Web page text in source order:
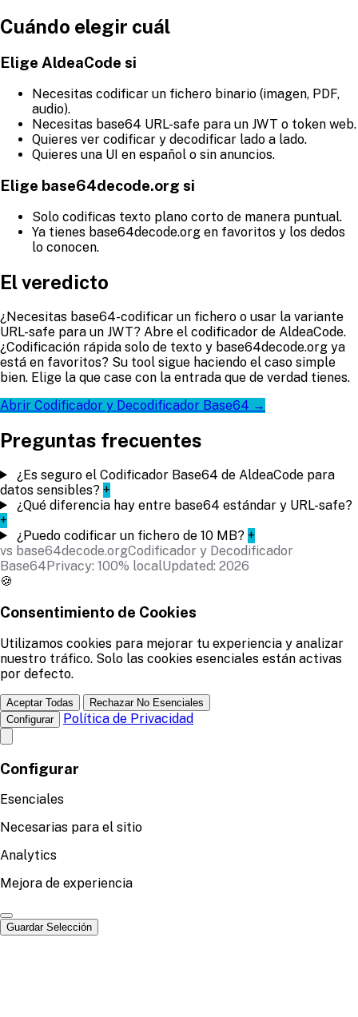
Cuándo elegir cuál
Elige AldeaCode si
Necesitas codificar un fichero binario (imagen, PDF,
audio).
Necesitas base64 URL-safe para un JWT o token web.
Quieres ver codificar y decodificar lado a lado.
Quieres una UI en español o sin anuncios.
Elige base64decode.org si
Solo codificas texto plano corto de manera puntual.
Ya tienes base64decode.org en favoritos y los dedos
lo conocen.
El veredicto
¿Necesitas base64-codificar un fichero o usar la variante
URL-safe para un JWT? Abre el codificador de AldeaCode.
¿Codificación rápida solo de texto y base64decode.org ya
está en favoritos? Su tool sigue haciendo el caso simple
bien. Elige la que case con la entrada que de verdad tienes.
Abrir Codificador y Decodificador Base64 →
Preguntas frecuentes
¿Es seguro el Codificador Base64 de AldeaCode para
datos sensibles? +
¿Qué diferencia hay entre base64 estándar y URL-safe?
+
¿Puedo codificar un fichero de 10 MB? +
vs base64decode.orgCodificador y Decodificador
Base64Privacy: 100% localUpdated: 2026
🍪
Consentimiento de Cookies
Utilizamos cookies para mejorar tu experiencia y analizar
nuestro tráfico. Solo las cookies esenciales están activas
por defecto.
Aceptar Todas
Rechazar No Esenciales
Configurar
Política de Privacidad
Configurar
Esenciales
Necesarias para el sitio
Analytics
Mejora de experiencia
Guardar Selección